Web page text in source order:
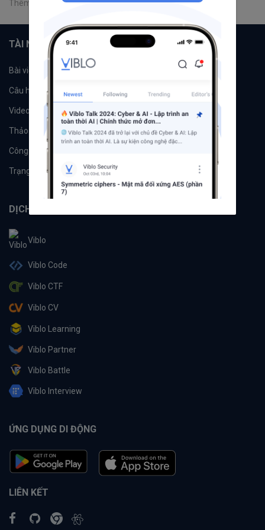
Thêm một bình luận
TÀI NGUYÊN
Bài viết
Câu hỏi Tags
Videos Tác giả
Thảo luận Đề xuất hệ thống
Công cụ
Trạng thái hệ thống
DỊCH VỤ
Viblo
Viblo Code
Viblo CTF
Viblo CV
Viblo Learning
Viblo Partner
Viblo Battle
Viblo Interview
ỨNG DỤNG DI ĐỘNG
LIÊN KẾT